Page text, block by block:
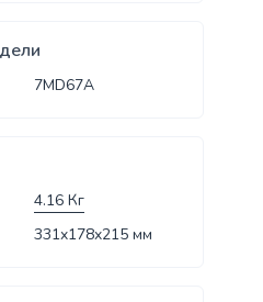
7MD67A
4.16 Кг
331x178x215 мм